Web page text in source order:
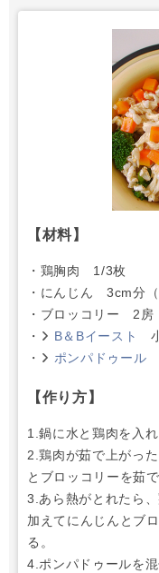
【材料】
・鶏胸肉 1/3枚
・にんじん 3cm分（
・ブロッコリー 2房
・
B＆Bイースト
・
ポンパドゥール
【作り方】
1.鍋に水と鶏肉を入
2.鶏肉が茹で上がっ
とブロッコリーを茹で
3.あら熱がとれたら
加えてにんじんとブ
る。
4.ポンパドゥールを混